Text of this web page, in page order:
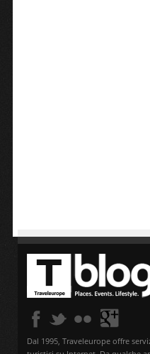
Dal 1995, Traveleurope offre